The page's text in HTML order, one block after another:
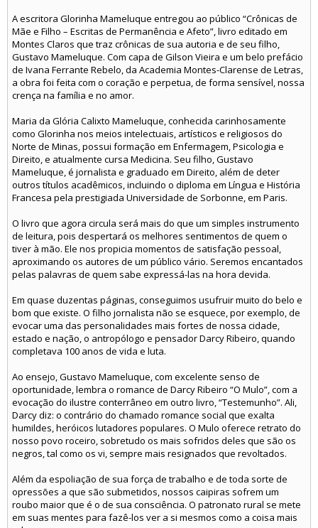
A escritora Glorinha Mameluque entregou ao público “Crônicas de
Mãe e Filho – Escritas de Permanência e Afeto”, livro editado em
Montes Claros que traz crônicas de sua autoria e de seu filho,
Gustavo Mameluque. Com capa de Gilson Vieira e um belo prefácio
de Ivana Ferrante Rebelo, da Academia Montes-Clarense de Letras,
a obra foi feita com o coração e perpetua, de forma sensível, nossa
crença na família e no amor.
Maria da Glória Calixto Mameluque, conhecida carinhosamente
como Glorinha nos meios intelectuais, artísticos e religiosos do
Norte de Minas, possui formação em Enfermagem, Psicologia e
Direito, e atualmente cursa Medicina. Seu filho, Gustavo
Mameluque, é jornalista e graduado em Direito, além de deter
outros títulos acadêmicos, incluindo o diploma em Língua e História
Francesa pela prestigiada Universidade de Sorbonne, em Paris.
O livro que agora circula será mais do que um simples instrumento
de leitura, pois despertará os melhores sentimentos de quem o
tiver à mão. Ele nos propicia momentos de satisfação pessoal,
aproximando os autores de um público vário. Seremos encantados
pelas palavras de quem sabe expressá-las na hora devida.
Em quase duzentas páginas, conseguimos usufruir muito do belo e
bom que existe. O filho jornalista não se esquece, por exemplo, de
evocar uma das personalidades mais fortes de nossa cidade,
estado e nação, o antropólogo e pensador Darcy Ribeiro, quando
completava 100 anos de vida e luta.
Ao ensejo, Gustavo Mameluque, com excelente senso de
oportunidade, lembra o romance de Darcy Ribeiro “O Mulo”, com a
evocação do ilustre conterrâneo em outro livro, “Testemunho”. Ali,
Darcy diz: o contrário do chamado romance social que exalta
humildes, heróicos lutadores populares. O Mulo oferece retrato do
nosso povo roceiro, sobretudo os mais sofridos deles que são os
negros, tal como os vi, sempre mais resignados que revoltados.
Além da espoliação de sua força de trabalho e de toda sorte de
opressões a que são submetidos, nossos caipiras sofrem um
roubo maior que é o de sua consciência. O patronato rural se mete
em suas mentes para fazê-los ver a si mesmos como a coisa mais